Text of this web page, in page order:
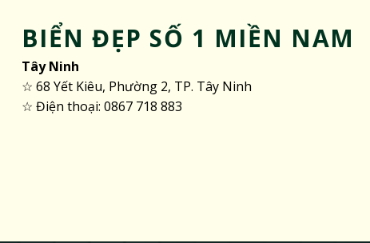
BIỂN ĐẸP SỐ 1 MIỀN NAM
Tây Ninh
☆ 68 Yết Kiêu, Phường 2, TP. Tây Ninh
☆ Điện thoại: 0867 718 883